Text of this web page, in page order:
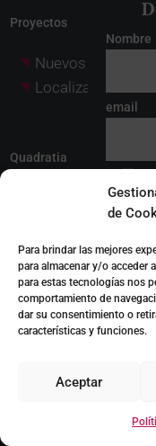
de
Para brindar las mejores
para almacenar y/o
para estas tecnologías nos
comportamiento de
dar su consentimiento o
características y funciones.
Aceptar
Nombre
email
El
través del
S.L.
consultas
personales
así como
adicional
Proyectos
Nuevos
Localizaciones
Quadratia
Sobre nosotros
Quadratia
Blog
¿Hablamos?
Instagram